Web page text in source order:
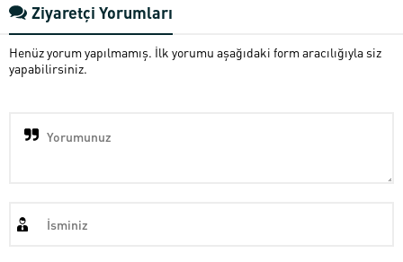
Ziyaretçi Yorumları
Henüz yorum yapılmamış. İlk yorumu aşağıdaki form aracılığıyla siz
yapabilirsiniz.